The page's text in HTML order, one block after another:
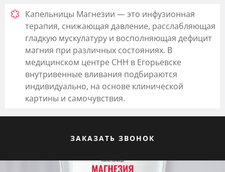
Капельницы Магнезии — это инфузионная
терапия, снижающая давление, расслабляющая
гладкую мускулатуру и восполняющая дефицит
магния при различных состояниях. В
медицинском центре CHH в Егорьевске
внутривенные вливания подбираются
индивидуально, на основе клинической
картины и самочувствия.
ЗАКАЗАТЬ ЗВОНОК